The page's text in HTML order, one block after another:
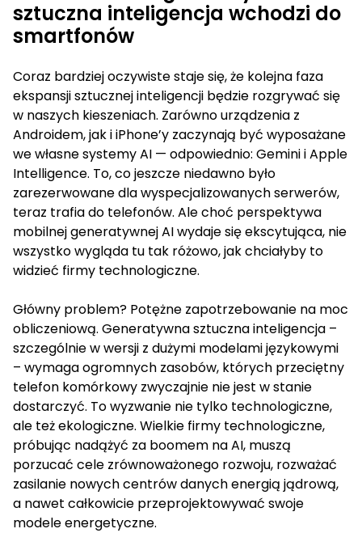
sztuczna inteligencja wchodzi do
smartfonów
Coraz bardziej oczywiste staje się, że kolejna faza
ekspansji sztucznej inteligencji będzie rozgrywać się
w naszych kieszeniach. Zarówno urządzenia z
Androidem, jak i iPhone’y zaczynają być wyposażane
we własne systemy AI — odpowiednio: Gemini i Apple
Intelligence. To, co jeszcze niedawno było
zarezerwowane dla wyspecjalizowanych serwerów,
teraz trafia do telefonów. Ale choć perspektywa
mobilnej generatywnej AI wydaje się ekscytująca, nie
wszystko wygląda tu tak różowo, jak chciałyby to
widzieć firmy technologiczne.
Główny problem? Potężne zapotrzebowanie na moc
obliczeniową. Generatywna sztuczna inteligencja –
szczególnie w wersji z dużymi modelami językowymi
– wymaga ogromnych zasobów, których przeciętny
telefon komórkowy zwyczajnie nie jest w stanie
dostarczyć. To wyzwanie nie tylko technologiczne,
ale też ekologiczne. Wielkie firmy technologiczne,
próbując nadążyć za boomem na AI, muszą
porzucać cele zrównoważonego rozwoju, rozważać
zasilanie nowych centrów danych energią jądrową,
a nawet całkowicie przeprojektowywać swoje
modele energetyczne.